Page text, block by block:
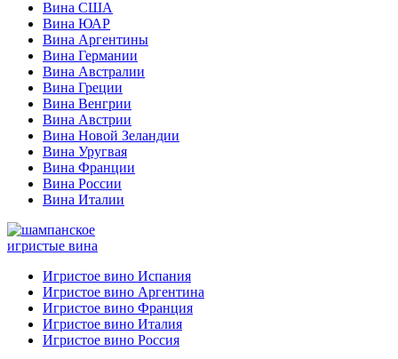
Вина США
Вина ЮАР
Вина Аргентины
Вина Германии
Вина Австралии
Вина Греции
Вина Венгрии
Вина Австрии
Вина Новой Зеландии
Вина Уругвая
Вина Франции
Вина России
Вина Италии
игристые вина
Игристое вино Испания
Игристое вино Аргентина
Игристое вино Франция
Игристое вино Италия
Игристое вино Россия